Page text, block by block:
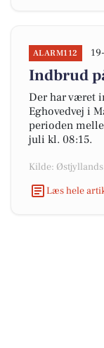
ALARM112
Indbrud
Der har været
Eghovedvej i
perioden
juli kl. 08:15.
Kilde:
Læs hele